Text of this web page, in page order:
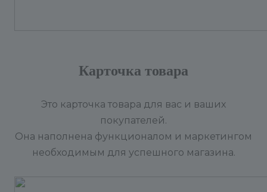
Карточка товара
Это карточка товара для вас и ваших
покупателей.
Она наполнена функционалом и маркетингом
необходимым для успешного магазина.